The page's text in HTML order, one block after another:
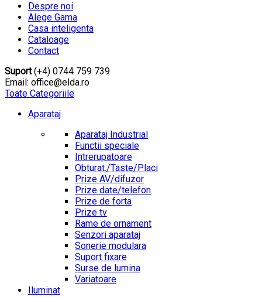
Despre noi
Alege Gama
Casa inteligenta
Cataloage
Contact
Suport(+4) 0744 759 739
Email: office@elda.ro
Toate Categoriile
Aparataj
Aparataj Industrial
Functii speciale
Intrerupatoare
Obturat./Taste/Placi
Prize AV/difuzor
Prize date/telefon
Prize de forta
Prize tv
Rame de ornament
Senzori aparataj
Sonerie modulara
Suport fixare
Surse de lumina
Variatoare
Iluminat